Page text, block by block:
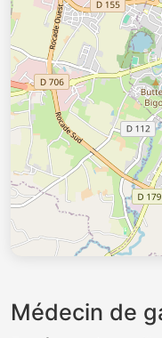
Médecin de